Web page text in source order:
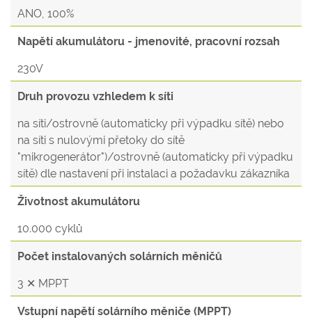
ANO, 100%
Napětí akumulátoru - jmenovité, pracovní rozsah
230V
Druh provozu vzhledem k síti
na síti/ostrovně (automaticky při výpadku sítě) nebo
na síti s nulovými přetoky do sítě
"mikrogenerátor")/ostrovně (automaticky při výpadku
sítě) dle nastavení při instalaci a požadavku zákazníka
Životnost akumulátoru
10.000 cyklů
Počet instalovaných solárních měničů
3 ✕ MPPT
Vstupní napětí solárního měniče (MPPT)